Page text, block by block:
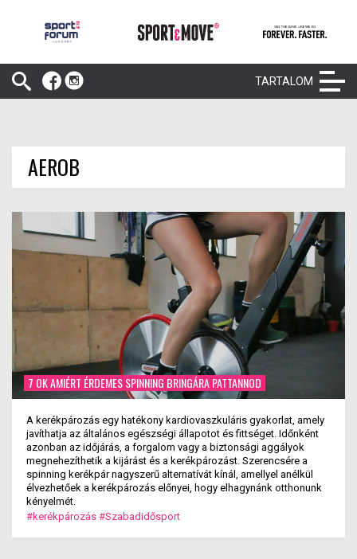
TARTALOM
AEROB
7 OK AMIÉRT ÉRDEMES SPINNING BRINGÁRA PATTANNOD
A kerékpározás egy hatékony kardiovaszkuláris gyakorlat, amely
javíthatja az általános egészségi állapotot és fittséget. Időnként
azonban az időjárás, a forgalom vagy a biztonsági aggályok
megnehezíthetik a kijárást és a kerékpározást. Szerencsére a
spinning kerékpár nagyszerű alternatívát kínál, amellyel anélkül
élvezhetőek a kerékpározás előnyei, hogy elhagynánk otthonunk
kényelmét.
#kerékpározás #Szabadidősport